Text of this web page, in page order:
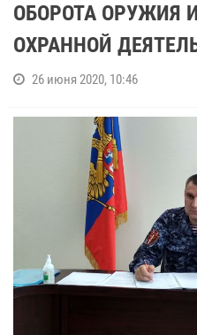
ОБОРОТА ОРУЖИЯ
ОХРАННОЙ
26 июня 2020, 10:46